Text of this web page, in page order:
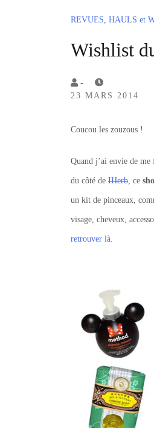
REVUES, HAULS et
Wishlist
by
Lola
-
23 MARS 2014
Coucou les zouzous !
Quand j’ai envie de me
du côté de IHerb , ce
un kit de pinceaux,
visage, cheveux,
retrouver là